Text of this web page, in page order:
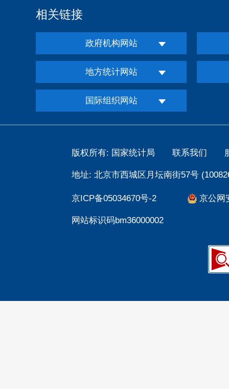
相关链接
政府机构网站
地方统计网站
国际组织网站
版权所有: 国家统计局 联系我们
地址: 北京市西城区月坛南街57号
京ICP备05034670号-2 京公网
网站标识码bm36000002